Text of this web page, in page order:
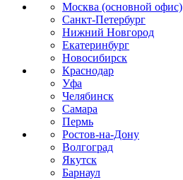
Москва (основной офис)
Санкт-Петербург
Нижний Новгород
Екатеринбург
Новосибирск
Краснодар
Уфа
Челябинск
Самара
Пермь
Ростов-на-Дону
Волгоград
Якутск
Барнаул